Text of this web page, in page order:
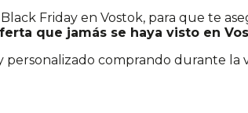
Friday en Vostok, para que te
que jamás se haya visto en
comprando durante la